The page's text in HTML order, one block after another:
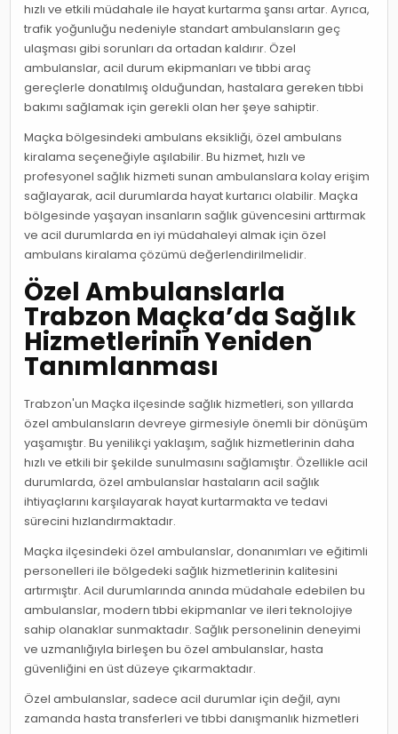
hızlı ve etkili müdahale ile hayat kurtarma şansı artar. Ayrıca,
trafik yoğunluğu nedeniyle standart ambulansların geç
ulaşması gibi sorunları da ortadan kaldırır. Özel
ambulanslar, acil durum ekipmanları ve tıbbi araç
gereçlerle donatılmış olduğundan, hastalara gereken tıbbi
bakımı sağlamak için gerekli olan her şeye sahiptir.
Maçka bölgesindeki ambulans eksikliği, özel ambulans
kiralama seçeneğiyle aşılabilir. Bu hizmet, hızlı ve
profesyonel sağlık hizmeti sunan ambulanslara kolay erişim
sağlayarak, acil durumlarda hayat kurtarıcı olabilir. Maçka
bölgesinde yaşayan insanların sağlık güvencesini arttırmak
ve acil durumlarda en iyi müdahaleyi almak için özel
ambulans kiralama çözümü değerlendirilmelidir.
Özel Ambulanslarla
Trabzon Maçka’da Sağlık
Hizmetlerinin Yeniden
Tanımlanması
Trabzon'un Maçka ilçesinde sağlık hizmetleri, son yıllarda
özel ambulansların devreye girmesiyle önemli bir dönüşüm
yaşamıştır. Bu yenilikçi yaklaşım, sağlık hizmetlerinin daha
hızlı ve etkili bir şekilde sunulmasını sağlamıştır. Özellikle acil
durumlarda, özel ambulanslar hastaların acil sağlık
ihtiyaçlarını karşılayarak hayat kurtarmakta ve tedavi
sürecini hızlandırmaktadır.
Maçka ilçesindeki özel ambulanslar, donanımları ve eğitimli
personelleri ile bölgedeki sağlık hizmetlerinin kalitesini
artırmıştır. Acil durumlarında anında müdahale edebilen bu
ambulanslar, modern tıbbi ekipmanlar ve ileri teknolojiye
sahip olanaklar sunmaktadır. Sağlık personelinin deneyimi
ve uzmanlığıyla birleşen bu özel ambulanslar, hasta
güvenliğini en üst düzeye çıkarmaktadır.
Özel ambulanslar, sadece acil durumlar için değil, aynı
zamanda hasta transferleri ve tıbbi danışmanlık hizmetleri